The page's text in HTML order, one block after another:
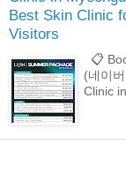
Best Skin Clinic
Visitors
📋
(네이
Clinic